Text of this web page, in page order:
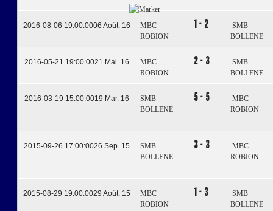
2016-08-06 19:00:0006 Août. 16
MBC
ROBION
1 - 2
SMB
BOLLENE
2016-05-21 19:00:0021 Mai. 16
MBC
ROBION
2 - 3
SMB
BOLLENE
2016-03-19 15:00:0019 Mar. 16
SMB
BOLLENE
5 - 5
MBC
ROBION
2015-09-26 17:00:0026 Sep. 15
SMB
BOLLENE
3 - 3
MBC
ROBION
2015-08-29 19:00:0029 Août. 15
MBC
ROBION
1 - 3
SMB
BOLLENE